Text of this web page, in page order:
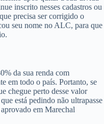
inscrito nesses cadastros ou
precisa ser corrigido o
seu nome no ALC, para que
da sua renda com
em todo o país. Portanto, se
chegue perto desse valor
está pedindo não ultrapasse
em Marechal